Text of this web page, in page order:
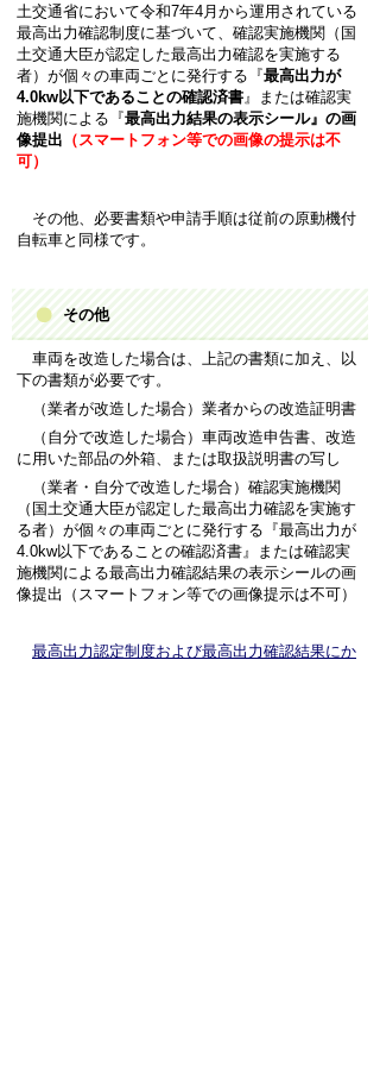
土交通省において令和7年4月から運用されている
最高出力確認制度に基づいて、確認実施機関（国
土交通大臣が認定した最高出力確認を実施する
者）が個々の車両ごとに発行する『最高出力が
4.0kw以下であることの確認済書 』または確認実
施機関による『最高出力結果の表示シール』の画
像提出 （スマートフォン等での画像の提示は不
可）
その他、必要書類や申請手順は従前の原動機付
自転車と同様です。
その他
車両を改造した場合は、上記の書類に加え、以
下の書類が必要です。
（業者が改造した場合）業者からの改造証明書
（自分で改造した場合）車両改造申告書、改造
に用いた部品の外箱、または取扱説明書の写し
（業者・自分で改造した場合）確認実施機関
（国土交通大臣が認定した最高出力確認を実施す
る者）が個々の車両ごとに発行する『最高出力が
4.0kw以下であることの確認済書』または確認実
施機関による最高出力確認結果の表示シールの画
像提出（スマートフォン等での画像提示は不可）
最高出力認定制度および最高出力確認結果にか